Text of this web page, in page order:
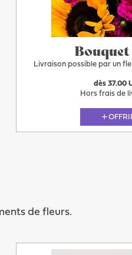
Livraison possible par un
dès 37.00
Hors frais de
de fleurs.